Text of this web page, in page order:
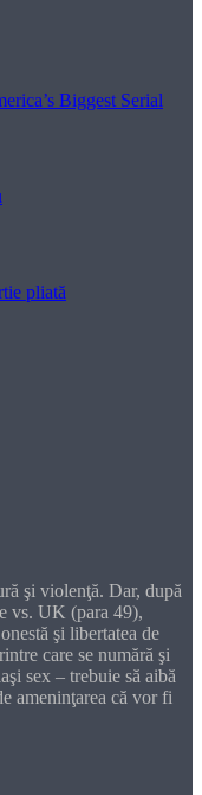
Biggest Serial
pliată
şi violenţă. Dar, după
vs. UK (para 49),
şi libertatea de
care se numără şi
sex – trebuie să aibă
ameninţarea că vor fi